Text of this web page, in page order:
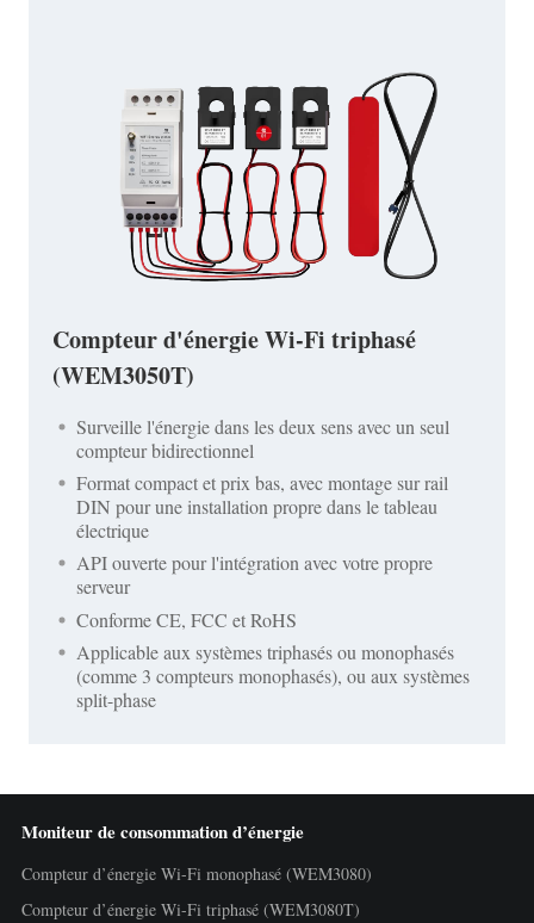
Compteur d'énergie Wi-Fi triphasé
(WEM3050T)
Surveille l'énergie dans les deux sens avec un seul
compteur bidirectionnel
Format compact et prix bas, avec montage sur rail
DIN pour une installation propre dans le tableau
électrique
API ouverte pour l'intégration avec votre propre
serveur
Conforme CE, FCC et RoHS
Applicable aux systèmes triphasés ou monophasés
(comme 3 compteurs monophasés), ou aux systèmes
split-phase
Moniteur de consommation d’énergie
Compteur d’énergie Wi-Fi monophasé (WEM3080)
Compteur d’énergie Wi-Fi triphasé (WEM3080T)